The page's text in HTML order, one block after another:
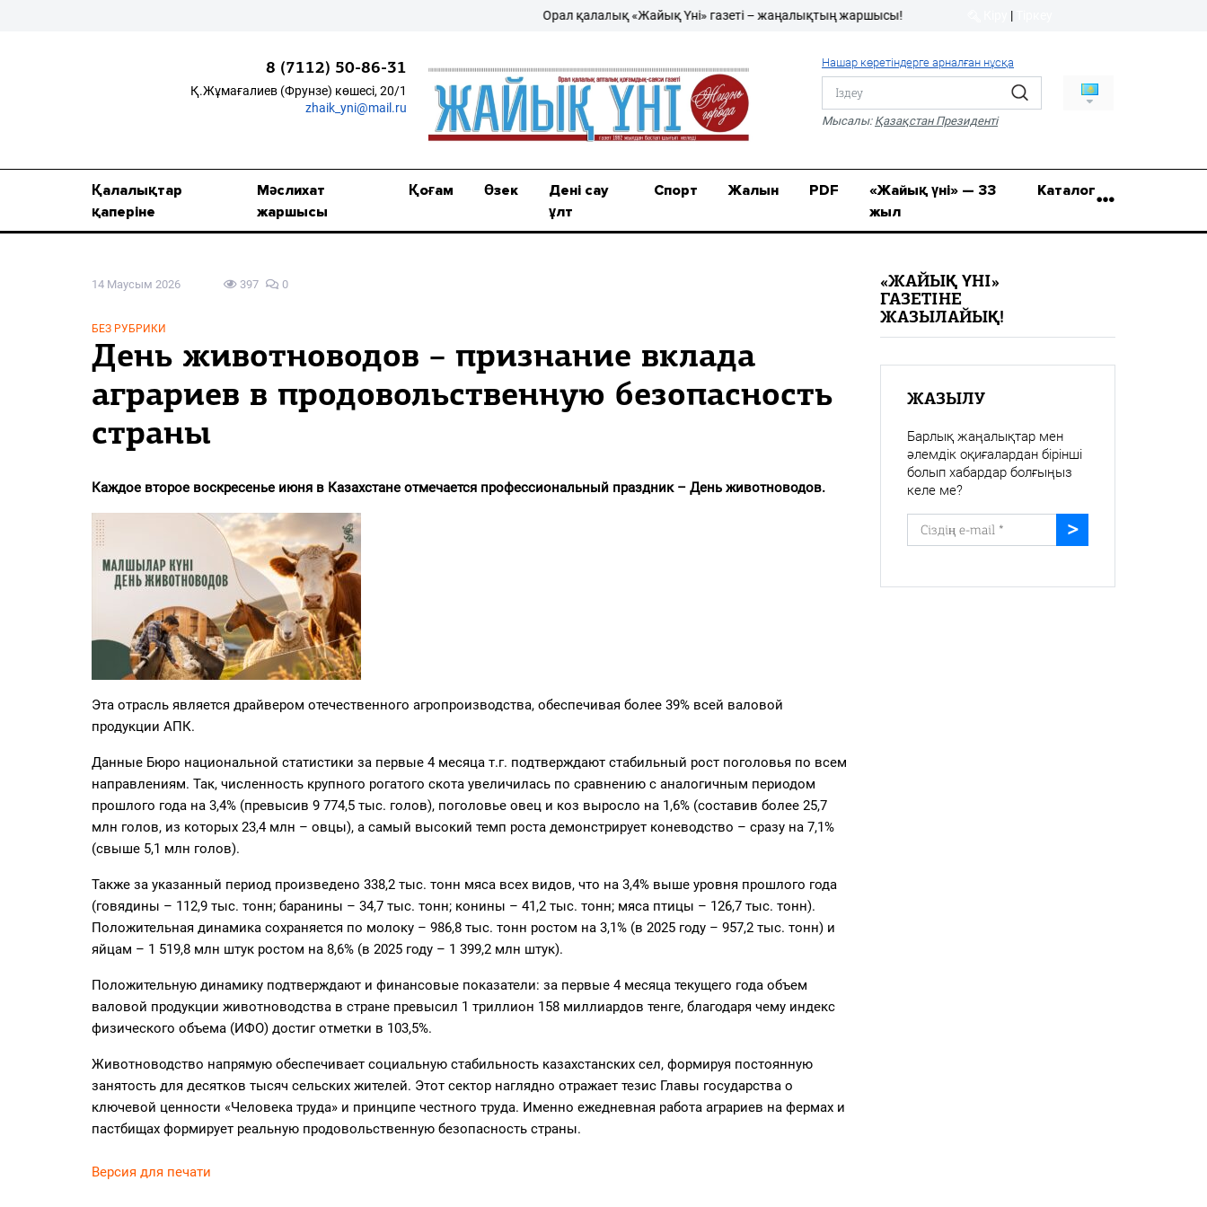
Мәслихат жаршысы
Дені сау ұлт
«Жайық үні» — 33 жыл
8 (7112) 50-86-31
Қ.Жұмағалиев (Фрунзе)
Орал қалалық «Жайық Үні» газеті – жаңалықтың жаршысы! |
8 (7112) 50-86-31
Қ.Жұмағалиев (Фрунзе) көшесі, 20/1
zhaik_yni@mail.ru
Нашар көретіндерге арналған нұсқа
Мысалы: Қазақстан Президенті
Қалалықтар
қаперіне
Мәслихат
жаршысы
Қоғам Өзек
Дені сау
ұлт
Спорт Жалын PDF
«Жайық үні» — 33
жыл
Каталог
14 Маусым 2026 397 0
БЕЗ РУБРИКИ
День животноводов – признание вклада
аграриев в продовольственную безопасность
страны
Каждое второе воскресенье июня в Казахстане отмечается профессиональный праздник – День животноводов.
Эта отрасль является драйвером отечественного агропроизводства, обеспечивая более 39% всей валовой
продукции АПК.
Данные Бюро национальной статистики за первые 4 месяца т.г. подтверждают стабильный рост поголовья по всем
направлениям. Так, численность крупного рогатого скота увеличилась по сравнению с аналогичным периодом
прошлого года на 3,4% (превысив 9 774,5 тыс. голов), поголовье овец и коз выросло на 1,6% (составив более 25,7
млн голов, из которых 23,4 млн – овцы), а самый высокий темп роста демонстрирует коневодство – сразу на 7,1%
(свыше 5,1 млн голов).
Также за указанный период произведено 338,2 тыс. тонн мяса всех видов, что на 3,4% выше уровня прошлого года
(говядины – 112,9 тыс. тонн; баранины – 34,7 тыс. тонн; конины – 41,2 тыс. тонн; мяса птицы – 126,7 тыс. тонн).
Положительная динамика сохраняется по молоку – 986,8 тыс. тонн ростом на 3,1% (в 2025 году – 957,2 тыс. тонн) и
яйцам – 1 519,8 млн штук ростом на 8,6% (в 2025 году – 1 399,2 млн штук).
Положительную динамику подтверждают и финансовые показатели: за первые 4 месяца текущего года объем
валовой продукции животноводства в стране превысил 1 триллион 158 миллиардов тенге, благодаря чему индекс
физического объема (ИФО) достиг отметки в 103,5%.
Животноводство напрямую обеспечивает социальную стабильность казахстанских сел, формируя постоянную
занятость для десятков тысяч сельских жителей. Этот сектор наглядно отражает тезис Главы государства о
ключевой ценности «Человека труда» и принципе честного труда. Именно ежедневная работа аграриев на фермах и
пастбищах формирует реальную продовольственную безопасность страны.
Версия для печати
«ЖАЙЫҚ ҮНІ»
ГАЗЕТІНЕ
ЖАЗЫЛАЙЫҚ!
ЖАЗЫЛУ
Барлық жаңалықтар мен
әлемдік оқиғалардан бірінші
болып хабардар болғыңыз
келе ме?